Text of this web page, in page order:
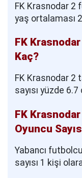
FK Krasnodar 2
yaş ortalaması
FK Krasnodar
Kaç?
FK Krasnodar 2
sayısı yüzde
FK
Oyuncu
Yabancı
sayısı 1 kişi